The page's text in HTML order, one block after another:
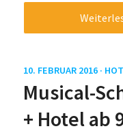
10. FEBRUAR 2016 ·
Musical-
+ Hotel ab